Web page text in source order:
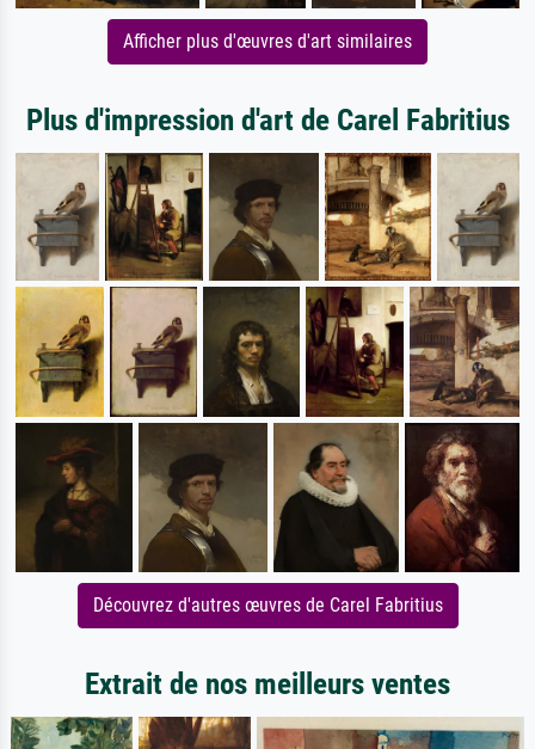
Afficher plus d'œuvres d'art similaires
Plus d'impression d'art de Carel Fabritius
Découvrez d'autres œuvres de Carel Fabritius
Extrait de nos meilleurs ventes